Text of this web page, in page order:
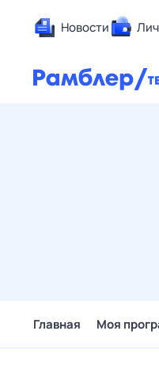
Новости
Главная Моя